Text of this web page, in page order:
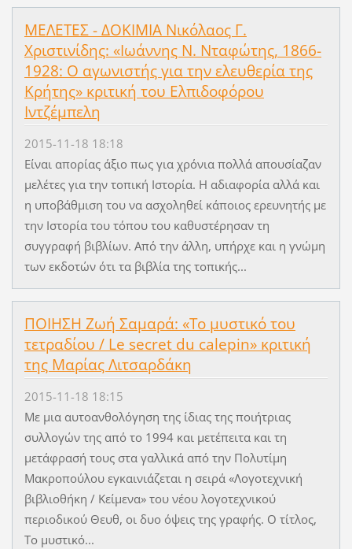
ΜΕΛΕΤΕΣ - ΔΟΚΙΜΙΑ Νικόλαος Γ.
Χριστινίδης: «Ιωάννης Ν. Νταφώτης, 1866-
1928: Ο αγωνιστής για την ελευθερία της
Κρήτης» κριτική του Ελπιδοφόρου
Ιντζέμπελη
2015-11-18 18:18
Είναι απορίας άξιο πως για χρόνια πολλά απουσίαζαν
μελέτες για την τοπική Ιστορία. Η αδιαφορία αλλά και
η υποβάθμιση του να ασχοληθεί κάποιος ερευνητής με
την Ιστορία του τόπου του καθυστέρησαν τη
συγγραφή βιβλίων. Από την άλλη, υπήρχε και η γνώμη
των εκδοτών ότι τα βιβλία της τοπικής...
ΠΟΙΗΣΗ Ζωή Σαμαρά: «Το μυστικό του
τετραδίου / Le secret du calepin» κριτική
της Μαρίας Λιτσαρδάκη
2015-11-18 18:15
Με μια αυτοανθολόγηση της ίδιας της ποιήτριας
συλλογών της από το 1994 και μετέπειτα και τη
μετάφρασή τους στα γαλλικά από την Πολυτίμη
Μακροπούλου εγκαινιάζεται η σειρά «Λογοτεχνική
βιβλιοθήκη / Κείμενα» του νέου λογοτεχνικού
περιοδικού Θευθ, οι δυο όψεις της γραφής. Ο τίτλος,
Το μυστικό...